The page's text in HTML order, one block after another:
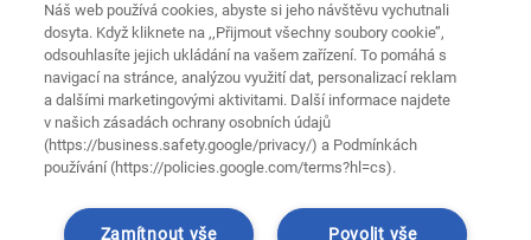
weber aplikace
Weber color architect - navrhni fasádu
weberpas mixer
Náš web používá cookies, abyste si jeho návštěvu vychutnali
dosyta. Když kliknete na ‚‚Přijmout všechny soubory cookie’’,
odsouhlasíte jejich ukládání na vašem zařízení. To pomáhá s
navigací na stránce, analýzou využití dat, personalizací reklam
a dalšími marketingovými aktivitami. Další informace najdete
v našich zásadách ochrany osobních údajů
(https://business.safety.google/privacy/) a Podmínkách
používání (https://policies.google.com/terms?hl=cs).
Povolit vše
Zamítnout vše